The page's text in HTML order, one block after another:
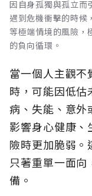
因自身孤獨與孤立而
遇到危機衝擊的時候
等極端情境的風險，
的負向循環。
當一個人主觀
時，可能因低
病、失能、意外
影響身心健康、
險時更加脆弱
只著重單一面
備。